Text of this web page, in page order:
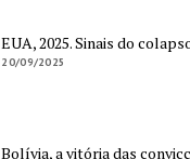
EUA, 2025. Sinais do
20/09/2025
Bolívia, a vitória das